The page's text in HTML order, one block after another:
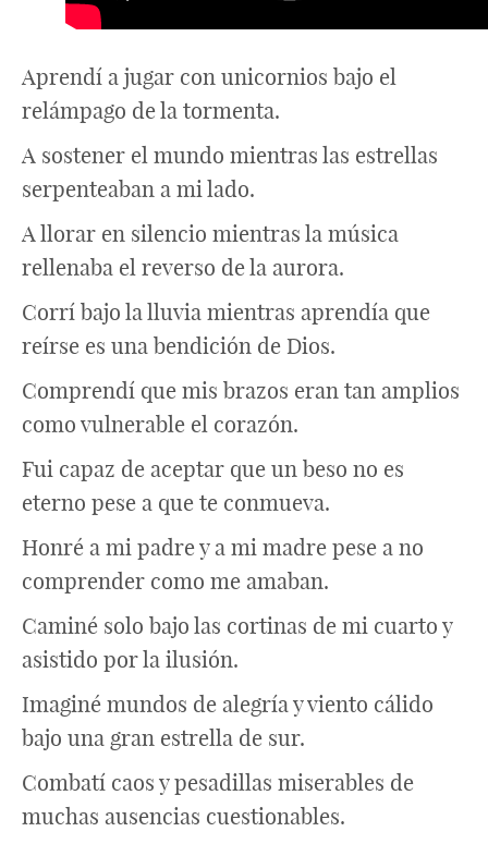
Aprendí a jugar con unicornios bajo el
relámpago de la tormenta.
A sostener el mundo mientras las estrellas
serpenteaban a mi lado.
A llorar en silencio mientras la música
rellenaba el reverso de la aurora.
Corrí bajo la lluvia mientras aprendía que
reírse es una bendición de Dios.
Comprendí que mis brazos eran tan amplios
como vulnerable el corazón.
Fui capaz de aceptar que un beso no es
eterno pese a que te conmueva.
Honré a mi padre y a mi madre pese a no
comprender como me amaban.
Caminé solo bajo las cortinas de mi cuarto y
asistido por la ilusión.
Imaginé mundos de alegría y viento cálido
bajo una gran estrella de sur.
Combatí caos y pesadillas miserables de
muchas ausencias cuestionables.